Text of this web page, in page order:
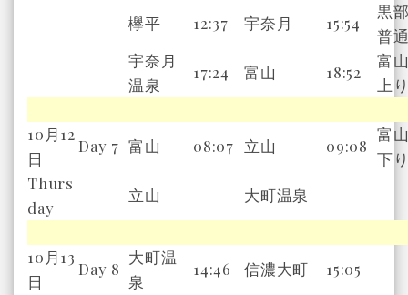
欅平 12:37 宇奈月 15:54
黒
普
宇奈月
温泉
17:24 富山 18:52
富
上
10月12
日
Day 7 富山 08:07 立山 09:08
富
下
Thurs
day
立山 大町温泉
10月13
日
Day 8
大町温
泉
14:46 信濃大町 15:05